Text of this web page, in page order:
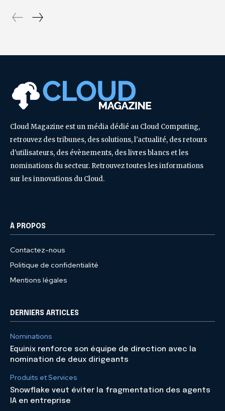
Cloud Magazine est un média dédié au Cloud Computing,
retrouvez des tribunes, des solutions, l'actualité, des retours
d'utilisateurs, des évènements, des livres blancs et les
nominations du secteur. Retrouvez toutes les informations
sur les innovations du Cloud.
À PROPOS
Contactez-nous
Politique de confidentialité
Mentions légales
DERNIERS ARTICLES
Nominations
Equinix renforce son équipe de direction avec la
nomination de deux dirigeants
Produits et Services
Snowflake veut éviter la fragmentation des agents
IA en entreprise